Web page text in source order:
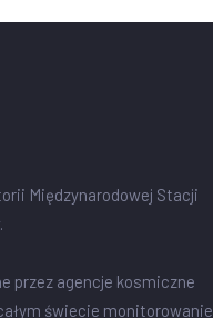
Międzynarodowej Stacji
przez agencje kosmiczne
świecie monitorowanie